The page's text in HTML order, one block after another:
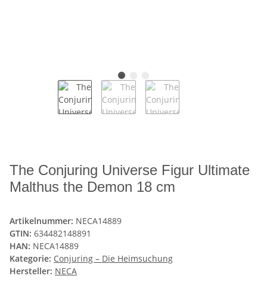
The Conjuring Universe Figur Ultimate
Malthus the Demon 18 cm
Artikelnummer: NECA14889
GTIN: 634482148891
HAN: NECA14889
Kategorie: Conjuring – Die Heimsuchung
Hersteller: NECA